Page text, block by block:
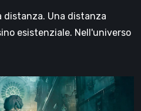
distanza. Una distanza
esistenziale. Nell'universo